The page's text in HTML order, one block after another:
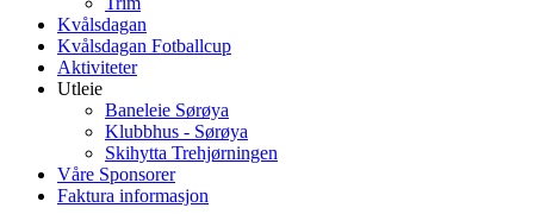
Kvålsdagan
Kvålsdagan Fotballcup
Aktiviteter
Utleie
Baneleie Sørøya
Klubbhus - Sørøya
Skihytta Trehjørningen
Våre Sponsorer
Faktura informasjon